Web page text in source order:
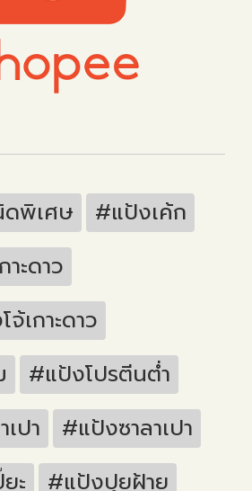
พิเศษ
#แป้งเค้ก
ะดาว
เกาะดาว
#แป้งโปรตีนต่ำ
ปา
#แป้งซาลาเปา
ะ
#แป้งปุยฝ้าย